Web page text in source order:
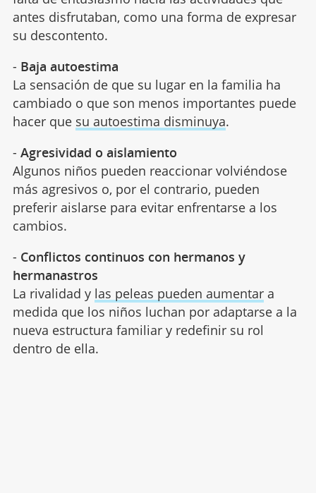
antes disfrutaban, como una forma de expresar
su descontento.
- Baja autoestima
La sensación de que su lugar en la familia ha
cambiado o que son menos importantes puede
hacer que su autoestima disminuya.
- Agresividad o aislamiento
Algunos niños pueden reaccionar volviéndose
más agresivos o, por el contrario, pueden
preferir aislarse para evitar enfrentarse a los
cambios.
- Conflictos continuos con hermanos y
hermanastros
La rivalidad y las peleas pueden aumentara
medida que los niños luchan por adaptarse a la
nueva estructura familiar y redefinir su rol
dentro de ella.